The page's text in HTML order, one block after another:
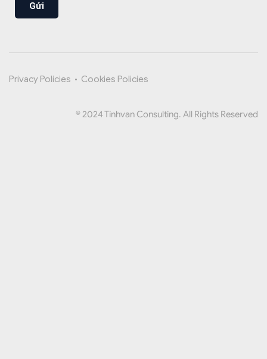
Gửi
Privacy Policies • Cookies Policies
© 2024 Tinhvan Consulting. All Rights Reserved